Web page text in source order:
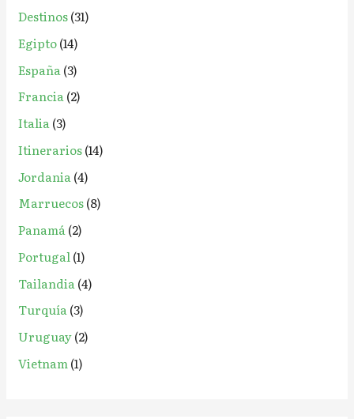
Destinos(31)
Egipto(14)
España (3)
Francia(2)
Italia(3)
Itinerarios(14)
Jordania (4)
Marruecos(8)
Panamá(2)
Portugal(1)
Tailandia (4)
Turquía(3)
Uruguay(2)
Vietnam(1)